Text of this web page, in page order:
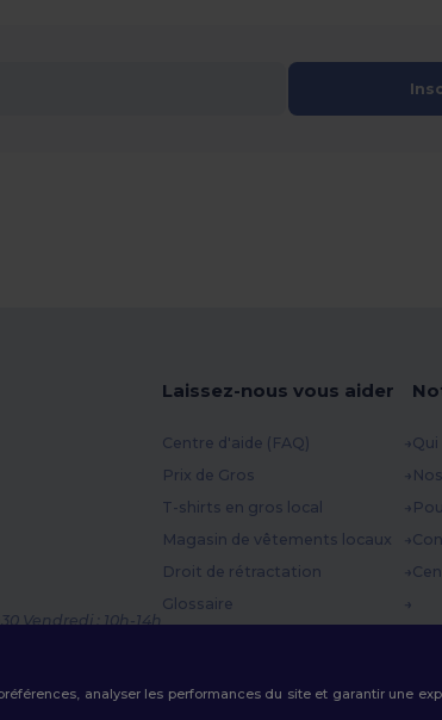
Vendredi : 10h-14h
Laissez-nous vous aider
Centre d'aide (FAQ)
Prix de Gros
T-shirts en gros local
Magasin de vêtements locaux
Droit de rétractation
Glossaire
analyser les performances du site et garantir une